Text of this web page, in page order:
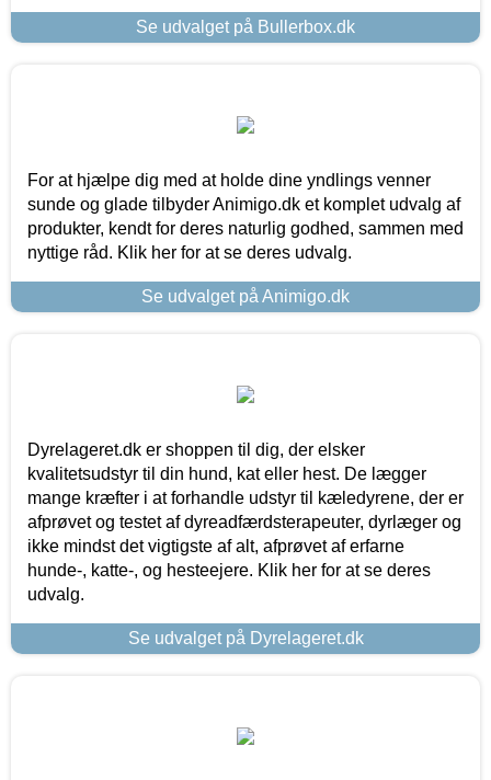
Se udvalget på Bullerbox.dk
For at hjælpe dig med at holde dine yndlings venner
sunde og glade tilbyder Animigo.dk et komplet udvalg af
produkter, kendt for deres naturlig godhed, sammen med
nyttige råd. Klik her for at se deres udvalg.
Se udvalget på Animigo.dk
Dyrelageret.dk er shoppen til dig, der elsker
kvalitetsudstyr til din hund, kat eller hest. De lægger
mange kræfter i at forhandle udstyr til kæledyrene, der er
afprøvet og testet af dyreadfærdsterapeuter, dyrlæger og
ikke mindst det vigtigste af alt, afprøvet af erfarne
hunde-, katte-, og hesteejere. Klik her for at se deres
udvalg.
Se udvalget på Dyrelageret.dk